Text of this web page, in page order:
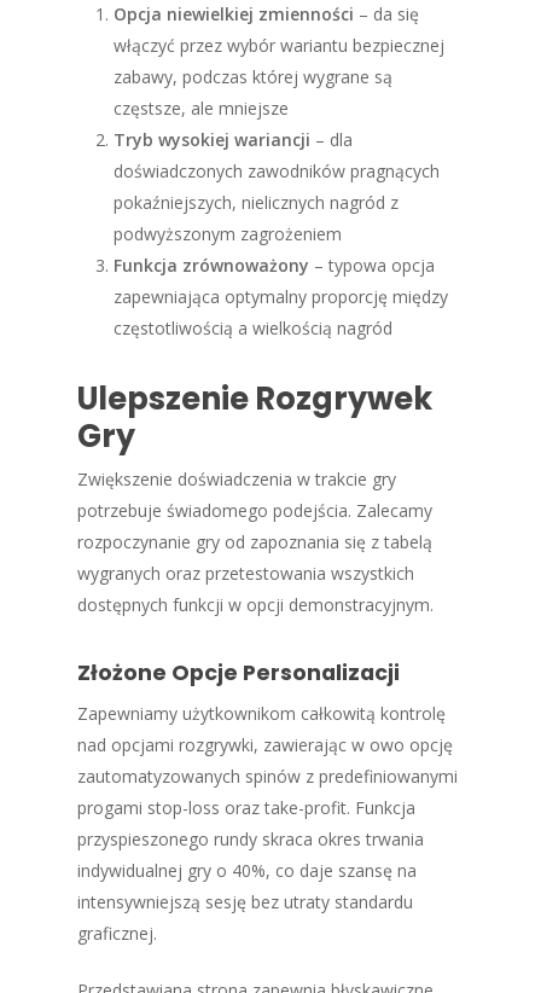
Opcja niewielkiej zmienności – da się
włączyć przez wybór wariantu bezpiecznej
zabawy, podczas której wygrane są
częstsze, ale mniejsze
Tryb wysokiej wariancji – dla
doświadczonych zawodników pragnących
pokaźniejszych, nielicznych nagród z
podwyższonym zagrożeniem
Funkcja zrównoważony – typowa opcja
zapewniająca optymalny proporcję między
częstotliwością a wielkością nagród
Ulepszenie Rozgrywek
Gry
Zwiększenie doświadczenia w trakcie gry
potrzebuje świadomego podejścia. Zalecamy
rozpoczynanie gry od zapoznania się z tabelą
wygranych oraz przetestowania wszystkich
dostępnych funkcji w opcji demonstracyjnym.
Złożone Opcje Personalizacji
Zapewniamy użytkownikom całkowitą kontrolę
nad opcjami rozgrywki, zawierając w owo opcję
zautomatyzowanych spinów z predefiniowanymi
progami stop-loss oraz take-profit. Funkcja
przyspieszonego rundy skraca okres trwania
indywidualnej gry o 40%, co daje szansę na
intensywniejszą sesję bez utraty standardu
graficznej.